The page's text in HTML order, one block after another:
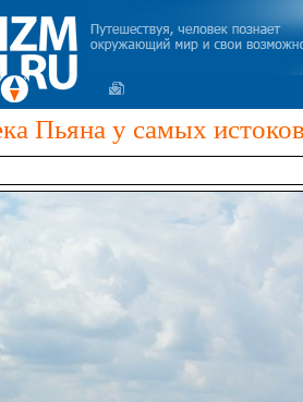
Пьяна у самых